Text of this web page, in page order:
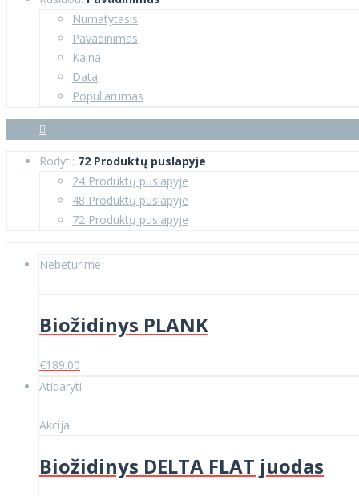
Numatytasis
Pavadinimas
Kaina
Data
Populiarumas
Rodyti: 72 Produktų puslapyje
24 Produktų puslapyje
48 Produktų puslapyje
72 Produktų puslapyje
Nebeturime
Biožidinys PLANK
€189.00
Atidaryti
Akcija!
Biožidinys DELTA FLAT juodas